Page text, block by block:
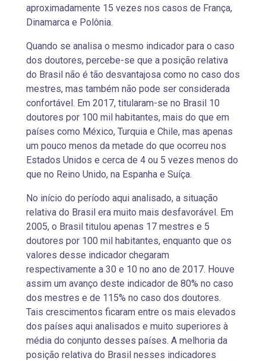
aproximadamente 15 vezes nos casos de França,
Dinamarca e Polônia.
Quando se analisa o mesmo indicador para o caso
dos doutores, percebe-se que a posição relativa
do Brasil não é tão desvantajosa como no caso dos
mestres, mas também não pode ser considerada
confortável. Em 2017, titularam-se no Brasil 10
doutores por 100 mil habitantes, mais do que em
países como México, Turquia e Chile, mas apenas
um pouco menos da metade do que ocorreu nos
Estados Unidos e cerca de 4 ou 5 vezes menos do
que no Reino Unido, na Espanha e Suíça.
No início do período aqui analisado, a situação
relativa do Brasil era muito mais desfavorável. Em
2005, o Brasil titulou apenas 17 mestres e 5
doutores por 100 mil habitantes, enquanto que os
valores desse indicador chegaram
respectivamente a 30 e 10 no ano de 2017. Houve
assim um avanço deste indicador de 80% no caso
dos mestres e de 115% no caso dos doutores.
Tais crescimentos ficaram entre os mais elevados
dos países aqui analisados e muito superiores à
média do conjunto desses países. A melhoria da
posição relativa do Brasil nesses indicadores